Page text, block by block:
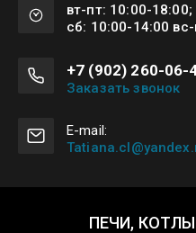
вт-пт: 10:00-18:00;
сб: 10:00-14:00
+7 (902) 260-06-
Заказать звонок
E-mail:
ПЕЧИ,